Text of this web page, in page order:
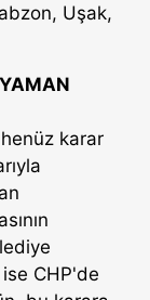
Uşak,
henüz karar
CHP'de